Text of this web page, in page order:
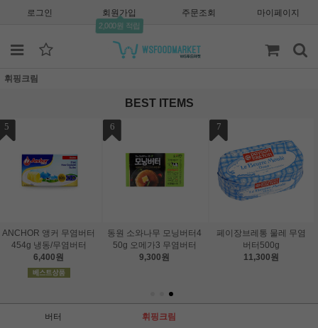
로그인 회원가입
2,000원 적립
주문조회 마이페이지
휘핑크림
BEST ITEMS
페이장브레통 물레 무염
버터500g
11,300원
버터 휘핑크림